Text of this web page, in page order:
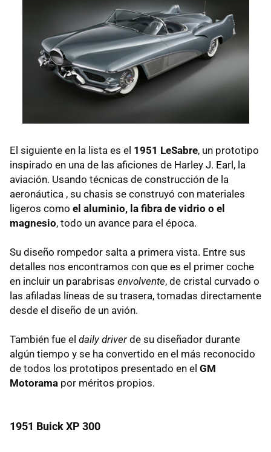
El siguiente en la lista es el 1951 LeSabre, un prototipo
inspirado en una de las aficiones de Harley J. Earl, la
aviación. Usando técnicas de construcción de la
aeronáutica , su chasis se construyó con materiales
ligeros como el aluminio, la fibra de vidrio o el
magnesio, todo un avance para el época.
Su diseño rompedor salta a primera vista. Entre sus
detalles nos encontramos con que es el primer coche
en incluir un parabrisas envolvente, de cristal curvado o
las afiladas líneas de su trasera, tomadas directamente
desde el diseño de un avión.
También fue el daily driver de su diseñador durante
algún tiempo y se ha convertido en el más reconocido
de todos los prototipos presentado en el GM
Motorama por méritos propios.
1951 Buick XP 300